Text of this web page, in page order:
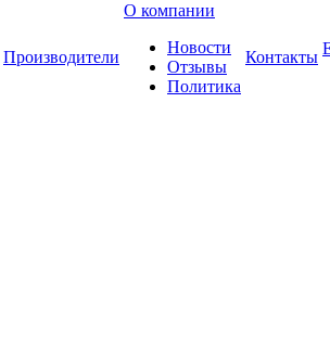
Производители
О компании
Новости
Отзывы
Политика
Контакты